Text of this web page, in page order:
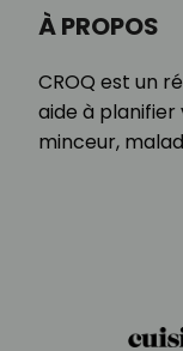
À PROPOS
CROQ est un
aide à planifier
minceur,